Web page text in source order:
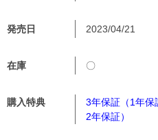
発売日 2023/04/21
在庫 〇
購入特典
3年保証（1年保
2年保証）